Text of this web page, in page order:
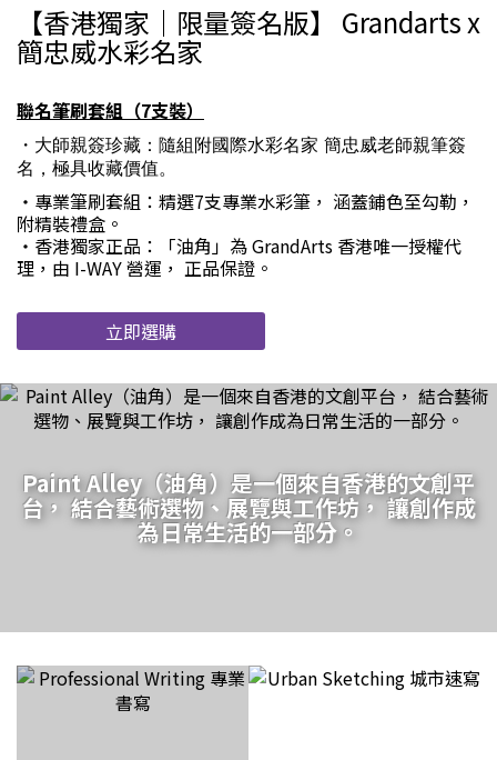
【香港獨家｜限量簽名版】 Grandarts x
簡忠威水彩名家
聯名筆刷套組（7支裝）
・大師親簽珍藏：隨組附國際水彩名家 簡忠威老師親筆簽
名，極具收藏價值。
・專業筆刷套組：精選7支專業水彩筆， 涵蓋鋪色至勾勒，
附精裝禮盒。
・香港獨家正品：「油角」為 GrandArts 香港唯一授權代
理，由 I-WAY 營運， 正品保證。
立即選購
Paint Alley（油角）是一個來自香港的文創平
台， 結合藝術選物、展覽與工作坊， 讓創作成
為日常生活的一部分。